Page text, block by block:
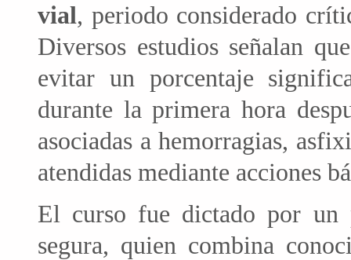
vial, periodo considerado
Diversos estudios señalan
evitar un porcentaje
durante la primera hora
asociadas a hemorragias,
atendidas mediante acciones
El curso fue dictado por un
segura, quien combina